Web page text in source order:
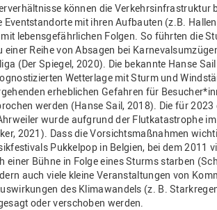
können die Verkehrsinfrastruktur
Eventstandorte mit ihren Aufbauten (z.B.
lebensgefährlichen Folgen. So führten die
einer Reihe von Absagen bei
(Der Spiegel, 2020). Die bekannte Hanse
Wetterlage mit Sturm und
erheblichen Gefahren für
werden (Hanse Sail, 2018). Die für
wurde aufgrund der Flutkatastrophe
2021). Dass die Vorsichtsmaßnahmen
Pukkelpop in Belgien, bei dem 2011
einer Bühne in Folge eines Sturms starben
auch viele kleine Veranstaltungen von
des Klimawandels (z. B.
oder verschoben werden.